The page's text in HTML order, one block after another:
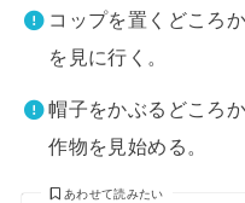
コップを置くどころ
を見に行く。
帽子をかぶるどころ
作物を見始める。
あわせて読みたい